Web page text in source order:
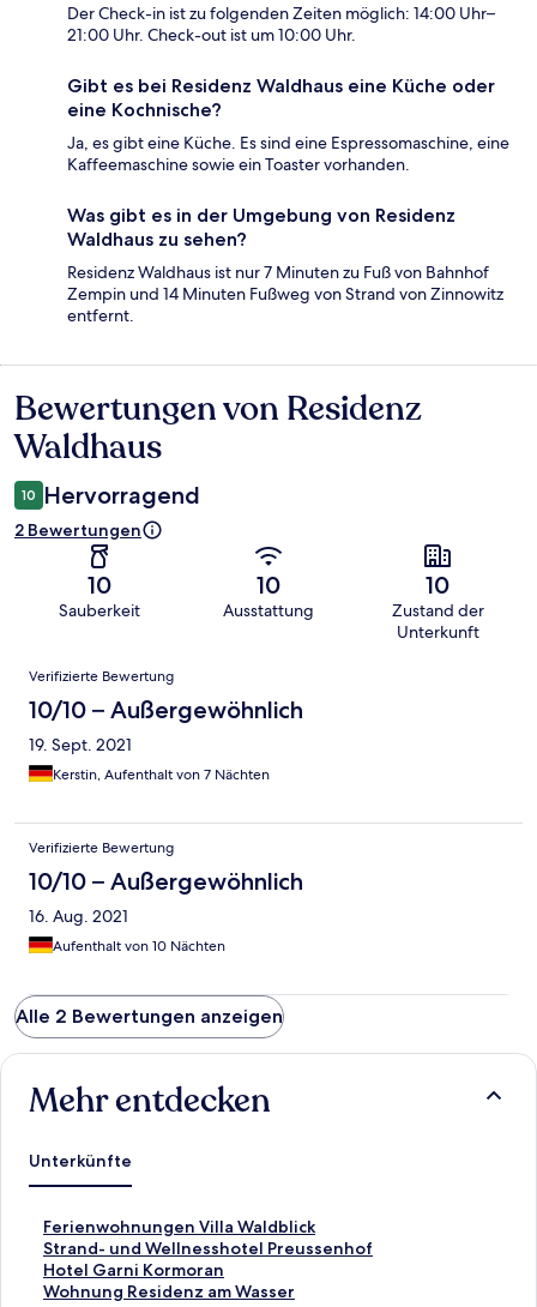
Der Check-in ist zu folgenden Zeiten möglich: 14:00 Uhr–
21:00 Uhr. Check-out ist um 10:00 Uhr.
Gibt es bei Residenz Waldhaus eine Küche oder
eine Kochnische?
Ja, es gibt eine Küche. Es sind eine Espressomaschine, eine
Kaffeemaschine sowie ein Toaster vorhanden.
Was gibt es in der Umgebung von Residenz
Waldhaus zu sehen?
Residenz Waldhaus ist nur 7 Minuten zu Fuß von Bahnhof
Zempin und 14 Minuten Fußweg von Strand von Zinnowitz
entfernt.
Bewertungen
Bewertungen von Residenz
Waldhaus
10 Hervorragend
2 Bewertungen
10
Sauberkeit
10
Ausstattung
10
Zustand der
Unterkunft
Bewertungen
Verifizierte Bewertung
10/10 – Außergewöhnlich
19. Sept. 2021
Kerstin, Aufenthalt von 7 Nächten
Verifizierte Bewertung
10/10 – Außergewöhnlich
16. Aug. 2021
Aufenthalt von 10 Nächten
Alle 2 Bewertungen anzeigen
Mehr entdecken
Unterkünfte
Ferienwohnungen Villa Waldblick
L
i
n
k
Strand- und Wellnesshotel Preussenhof
L
i
n
Hotel Garni Kormoran
L
iWohnung Residenz am Wasser
L